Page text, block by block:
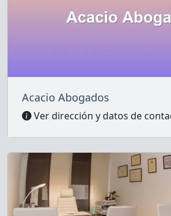
Acacio Abogados
Ver dirección y datos de